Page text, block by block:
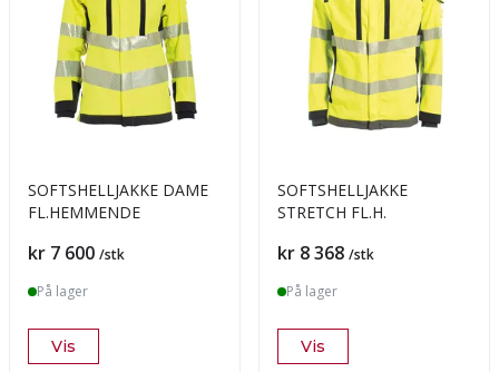
SOFTSHELLJAKKE DAME
FL.HEMMENDE
Pris
kr 7 600 /stk
På lager
Vis
SOFTSHELLJAKKE
STRETCH FL.H.
Pris
kr 8 368 /stk
På lager
Vis